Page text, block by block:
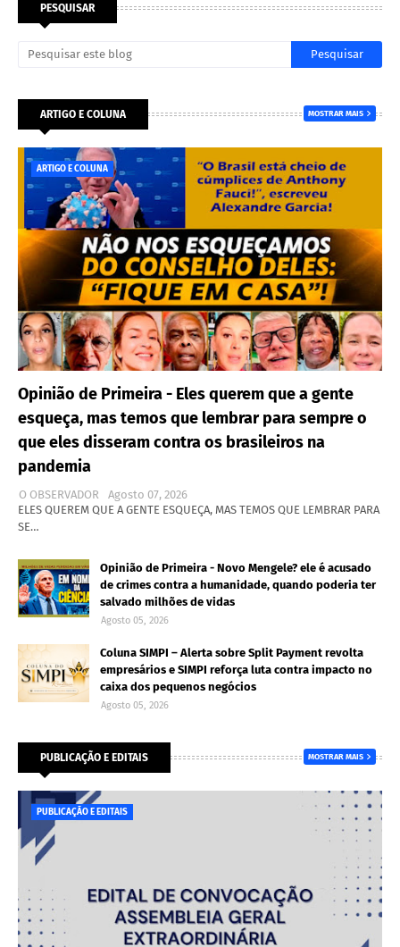
PESQUISAR
ARTIGO E COLUNA MOSTRAR MAIS
ARTIGO E COLUNA
Opinião de Primeira - Eles querem que a gente
esqueça, mas temos que lembrar para sempre o
que eles disseram contra os brasileiros na
pandemia
O OBSERVADOR
Agosto 07, 2026
ELES QUEREM QUE A GENTE ESQUEÇA, MAS TEMOS QUE LEMBRAR PARA
SE…
Opinião de Primeira - Novo Mengele? ele é acusado
de crimes contra a humanidade, quando poderia ter
salvado milhões de vidas
Agosto 05, 2026
Coluna SIMPI – Alerta sobre Split Payment revolta
empresários e SIMPI reforça luta contra impacto no
caixa dos pequenos negócios
Agosto 05, 2026
PUBLICAÇÃO E EDITAIS MOSTRAR MAIS
PUBLICAÇÃO E EDITAIS